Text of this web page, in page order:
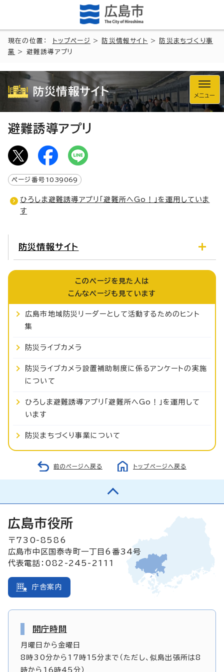
現在の位置： トップページ > 防災情報サイト >
防災まちづくり事
業
> 避難誘導アプリ
防災情報サイト メニュー
避難誘導アプリ
ページ番号 1039069
ひろしま避難誘導アプリ「避難所へGo！」を運用していま
す
防災情報サイト
このページを見た人は
こんなページも見ています
広島市地域防災リーダーとして活動するためのヒント
集
防災ライブカメラ
防災ライブカメラ設置補助制度に係るアンケートの実施
について
ひろしま避難誘導アプリ「避難所へGo！」を運用して
います
防災まちづくり事業について
前のページへ戻る トップページへ戻る
広島市役所
〒730-8586
広島市中区国泰寺町一丁目6番34号
代表電話：082-245-2111
庁舎案内
開庁時間
月曜日から金曜日
8時30分から17時15分まで（ただし、似島出張所は8
時から16時45分）